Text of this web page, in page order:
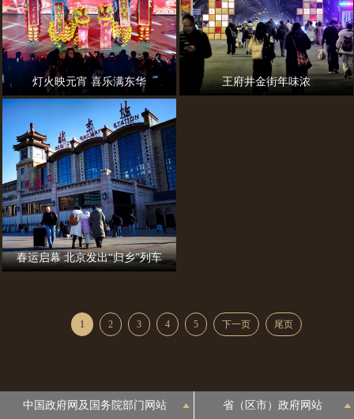
灯火映元宵 喜乐满东华 王府井金街年味浓
春运启幕 北京发出“归乡”列车
1 2 3 4 5 下一页 尾页
中国政府网及国务院部门网站 省（区市）政府网站